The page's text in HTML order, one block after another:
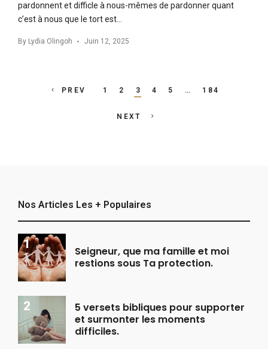
pardonnent et difficle à nous-mêmes de pardonner quant
c’est à nous que le tort est…
By Lydia Olingoh Juin 12, 2025
Posts
PREV 1 2 3 4 5 … 184
NEXT
Nos Articles Les + Populaires
Seigneur, que ma famille et moi
restions sous Ta protection.
5 versets bibliques pour supporter
et surmonter les moments
difficiles.